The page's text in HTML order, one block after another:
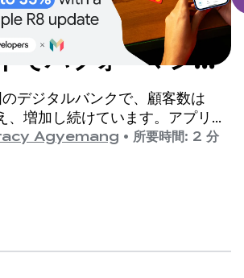
シンプルな R8 ア
でパフォーマンス
35% 向上
デジタルバンクで、顧客数は
、増加し続けています。アプリが
、エンジニアリング チームはア
Agyemang • 所要時間: 2 分